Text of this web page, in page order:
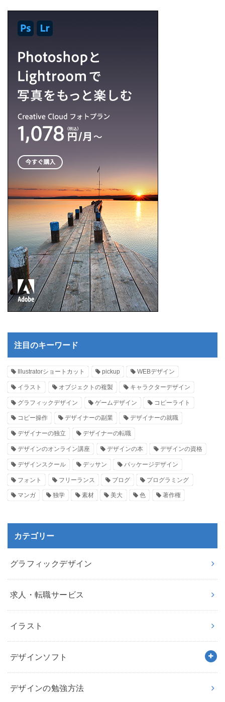
注目のキーワード
Illustratorショートカット pickup WEBデザイン
イラスト オブジェクトの複製 キャラクターデザイン
グラフィックデザイン ゲームデザイン コピーライト
コピー操作 デザイナーの副業 デザイナーの就職
デザイナーの独立 デザイナーの転職
デザインのオンライン講座 デザインの本 デザインの資格
デザインスクール デッサン パッケージデザイン
フォント フリーランス ブログ プログラミング
マンガ 独学 素材 美大 色 著作権
カテゴリー
グラフィックデザイン
求人・転職サービス
イラスト
デザインソフト
デザインの勉強方法